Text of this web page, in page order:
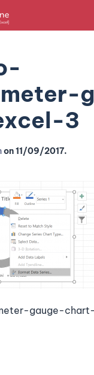
3
on11/09/2017.
gauge-